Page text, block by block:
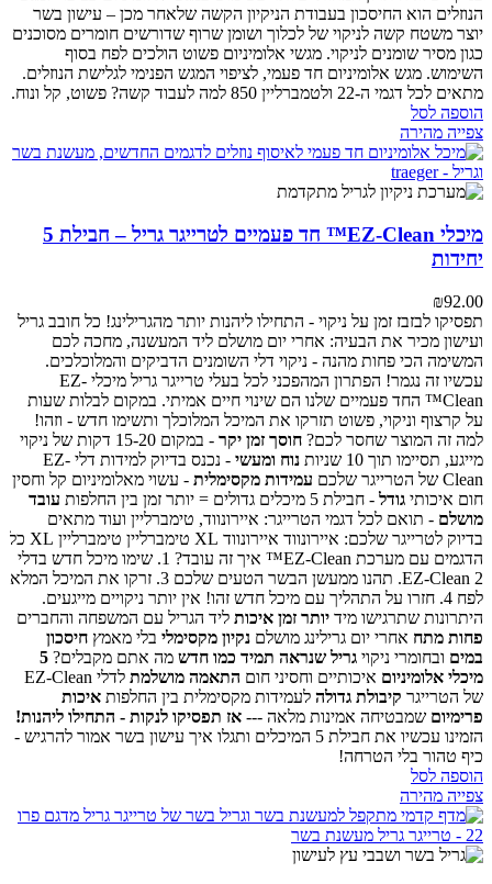
הנוזלים הוא החיסכון בעבודת הניקיון הקשה שלאחר מכן – עישון בשר
יוצר משטח קשה לניקוי של לכלוך ושומן שרוף שדורשים חומרים מסוכנים
כגון מסיר שומנים לניקוי. מגשי אלומיניום פשוט הולכים לפח בסוף
השימוש. מגש אלומיניום חד פעמי, לציפוי המגש הפנימי לגלישת הנוזלים.
מתאים לכל דגמי ה-22 ולטמברליין 850
למה לעבוד קשה? פשוט, קל ונוח.
הוספה לסל
צפייה מהירה
מיכלי EZ-Clean™ חד פעמיים לטרייגר גריל – חבילת 5
יחידות
₪92.00
תפסיקו לבזבז זמן על ניקוי - התחילו ליהנות יותר מהגרילינג! כל חובב גריל
ועישון מכיר את הבעיה: אחרי יום מושלם ליד המעשנה, מחכה לכם
המשימה הכי פחות מהנה - ניקוי דלי השומנים הדביקים והמלוכלכים.
עכשיו זה נגמר! הפתרון המהפכני לכל בעלי טרייגר גריל
מיכלי EZ-
Clean™ החד פעמיים שלנו הם שינוי חיים אמיתי. במקום לבלות שעות
על קרצוף וניקוי, פשוט תזרקו את המיכל המלוכלך ותשימו חדש - וזהו!
למה זה המוצר שחסר לכם? חוסך זמן יקר
- במקום 15-20 דקות של ניקוי
מייגע, תסיימו תוך 10 שניות
נוח ומעשי
- נכנס בדיוק למידות דלי EZ-
Clean של הטרייגר שלכם
עמידות מקסימלית - עשוי מאלומיניום קל וחסין
חום איכותי גודל - חבילת 5 מיכלים גדולים = יותר זמן בין החלפות
עובד
מושלם - תואם לכל דגמי הטרייגר: איירונווד, טימברליין ועוד מתאים
בדיוק לטרייגר שלכם: איירונווד איירונווד XL טימברליין טימברליין XL
כל
הדגמים עם מערכת EZ-Clean™
איך זה עובד?
1. שימו מיכל חדש בדלי
EZ-Clean 2. תהנו ממעשן הבשר הטעים שלכם
3. זרקו את המיכל המלא
לפח 4. חזרו על התהליך עם מיכל חדש
זהו! אין יותר ניקויים מייגעים.
היתרונות שתרגישו מיד יותר זמן איכות ליד הגריל עם המשפחה והחברים
פחות מתח אחרי יום גרילינג מושלם נקיון מקסימלי בלי מאמץ חיסכון
במים ובחומרי ניקוי גריל שנראה תמיד כמו חדש מה אתם מקבלים? 5
מיכלי אלומיניום איכותיים וחסיני חום התאמה מושלמת
לדלי EZ-Clean
של הטרייגר קיבולת גדולה לעמידות מקסימלית בין החלפות איכות
פרימיום שמבטיחה אמינות מלאה --- אז תפסיקו לנקות - התחילו ליהנות!
הזמינו עכשיו את חבילת 5 המיכלים ותגלו איך עישון בשר אמור להרגיש -
כיף טהור בלי הטרחה!
הוספה לסל
צפייה מהירה